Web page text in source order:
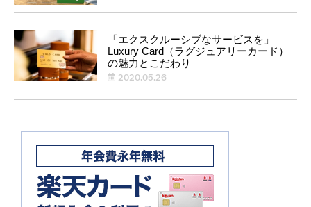
「エクスクルーシブなサービスを」
Luxury Card（ラグジュアリーカード）
の魅力とこだわり
2020.05.26